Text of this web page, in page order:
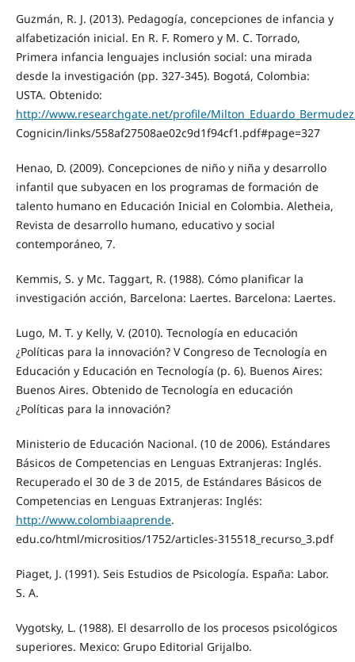
Guzmán, R. J. (2013). Pedagogía, concepciones de infancia y
alfabetización inicial. En R. F. Romero y M. C. Torrado,
Primera infancia lenguajes inclusión social: una mirada
desde la investigación (pp. 327-345). Bogotá, Colombia:
USTA. Obtenido:
http://www.researchgate.net/profile/
Cognicin/links/558af27508ae02c9d1f94cf1.pdf#page=327
Henao, D. (2009). Concepciones de niño y niña y desarrollo
infantil que subyacen en los programas de formación de
talento humano en Educación Inicial en Colombia. Aletheia,
Revista de desarrollo humano, educativo y social
contemporáneo, 7.
Kemmis, S. y Mc. Taggart, R. (1988). Cómo planificar la
investigación acción, Barcelona: Laertes. Barcelona: Laertes.
Lugo, M. T. y Kelly, V. (2010). Tecnología en educación
¿Políticas para la innovación? V Congreso de Tecnología en
Educación y Educación en Tecnología (p. 6). Buenos Aires:
Buenos Aires. Obtenido de Tecnología en educación
¿Políticas para la innovación?
Ministerio de Educación Nacional. (10 de 2006). Estándares
Básicos de Competencias en Lenguas Extranjeras: Inglés.
Recuperado el 30 de 3 de 2015, de Estándares Básicos de
Competencias en Lenguas Extranjeras: Inglés:
http://www.colombiaaprende.
edu.co/html/micrositios/1752/articles-315518_recurso_3.pdf
Piaget, J. (1991). Seis Estudios de Psicología. España: Labor.
S. A.
Vygotsky, L. (1988). El desarrollo de los procesos psicológicos
superiores. Mexico: Grupo Editorial Grijalbo.